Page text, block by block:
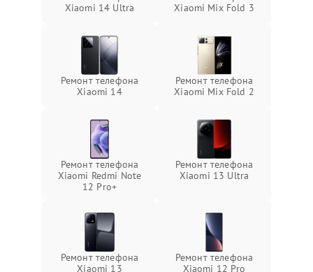
Xiaomi 14 Ultra
Xiaomi Mix Fold 3
Ремонт телефона
Xiaomi 14
Ремонт телефона
Xiaomi Mix Fold 2
Ремонт телефона
Xiaomi Redmi Note
12 Pro+
Ремонт телефона
Xiaomi 13 Ultra
Ремонт телефона
Xiaomi 13
Ремонт телефона
Xiaomi 12 Pro